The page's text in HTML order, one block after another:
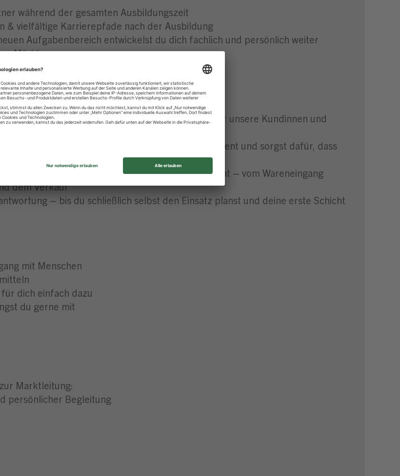
während der gesamten Ausbildungszeit
& vielfältige Karrierepfade nach der Ausbildung
Aufgabenbereich entwickelst du dich fachlich und persönlich weiter
Märkten
Zentrale & topmodernes Schulungszentrum
für besondere Leistungen
unseres Marktes – erster Ansprechpartner für unsere Kundinnen und
führt, wirst zum Experten für unser Sortiment und sorgst dafür, dass
Einzelhandelsprozessen vertraut gemacht – vom Wareneingang
dem Verkauf
– bis du schließlich selbst den Einsatz planst und deine erste Schicht
mit Menschen
dich einfach dazu
du gerne mit
Marktleitung:
persönlicher Begleitung